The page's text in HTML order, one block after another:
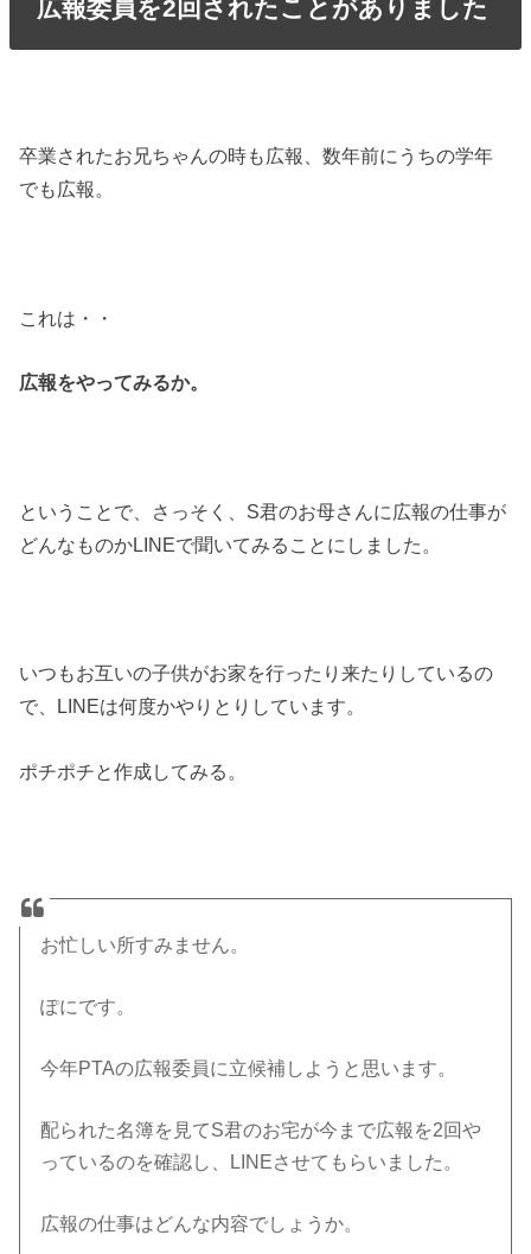
広報委員を2回されたことがありました
卒業されたお兄ちゃんの時も広報、数年前にうちの学年
でも広報。
これは・・
広報をやってみるか。
ということで、さっそく、S君のお母さんに広報の仕事が
どんなものかLINEで聞いてみることにしました。
いつもお互いの子供がお家を行ったり来たりしているの
で、LINEは何度かやりとりしています。
ポチポチと作成してみる。
お忙しい所すみません。
ぽにです。
今年PTAの広報委員に立候補しようと思います。
配られた名簿を見てS君のお宅が今まで広報を2回や
っているのを確認し、LINEさせてもらいました。
広報の仕事はどんな内容でしょうか。